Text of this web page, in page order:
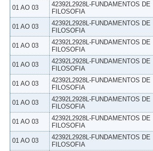
01 AO 03
42392L2928L-FUNDAMENTOS DE
FILOSOFIA
01 AO 03
42392L2928L-FUNDAMENTOS DE
FILOSOFIA
01 AO 03
42392L2928L-FUNDAMENTOS DE
FILOSOFIA
01 AO 03
42392L2928L-FUNDAMENTOS DE
FILOSOFIA
01 AO 03
42392L2928L-FUNDAMENTOS DE
FILOSOFIA
01 AO 03
42392L2928L-FUNDAMENTOS DE
FILOSOFIA
01 AO 03
42392L2928L-FUNDAMENTOS DE
FILOSOFIA
01 AO 03
42392L2928L-FUNDAMENTOS DE
FILOSOFIA